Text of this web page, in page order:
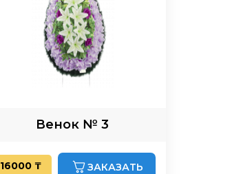
Венок № 3
16000 ₸ ЗАКАЗАТЬ